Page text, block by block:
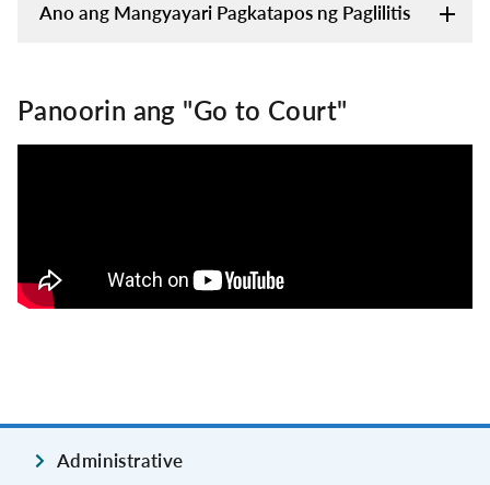
Ano ang Mangyayari Pagkatapos ng Paglilitis
Panoorin ang "Go to Court"
Administrative